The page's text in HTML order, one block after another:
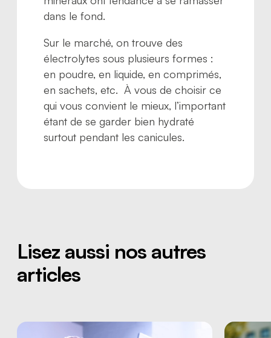
dans le fond.
Sur le marché, on trouve des
électrolytes sous plusieurs formes :
en poudre, en liquide, en comprimés,
en sachets, etc. À vous de choisir ce
qui vous convient le mieux, l’important
étant de se garder bien hydraté
surtout pendant les canicules.
Lisez aussi nos autres
articles